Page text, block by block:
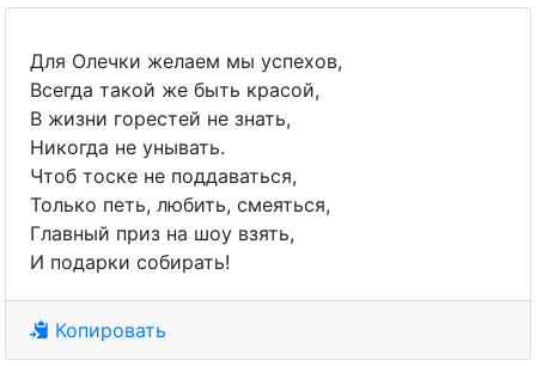
Для Олечки желаем мы успехов,
Всегда такой же быть красой,
В жизни горестей не знать,
Никогда не унывать.
Чтоб тоске не поддаваться,
Только петь, любить, смеяться,
Главный приз на шоу взять,
И подарки собирать!
Копировать